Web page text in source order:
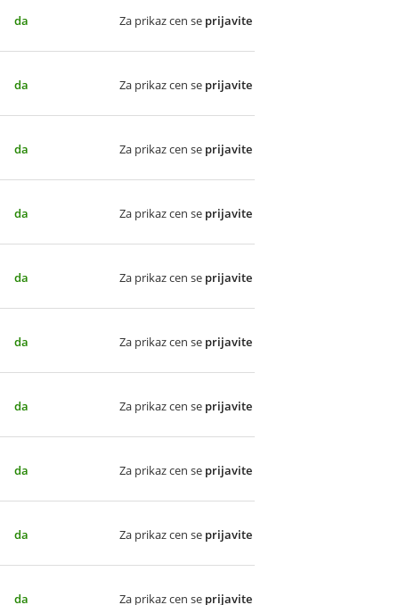
da Za prikaz cen se prijavite
da Za prikaz cen se prijavite
da Za prikaz cen se prijavite
da Za prikaz cen se prijavite
da Za prikaz cen se prijavite
da Za prikaz cen se prijavite
da Za prikaz cen se prijavite
da Za prikaz cen se prijavite
da Za prikaz cen se prijavite
da Za prikaz cen se prijavite